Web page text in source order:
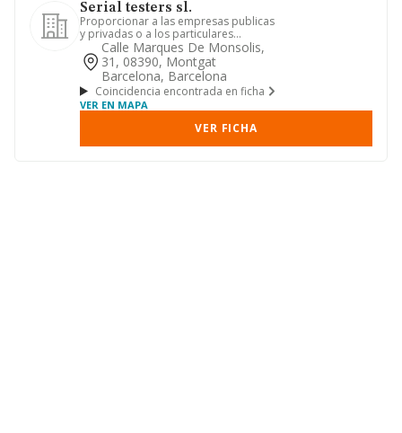
Serial testers sl.
Proporcionar a las empresas publicas
y privadas o a los particulares
asistencia y servicios tecnico...
Calle Marques De Monsolis,
31, 08390, Montgat
Barcelona, Barcelona
Coincidencia encontrada en ficha
VER EN MAPA
VER FICHA